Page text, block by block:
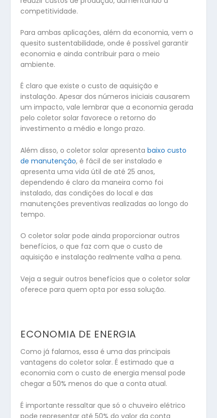
competitividade.
Para ambas aplicações, além da economia, vem o
quesito sustentabilidade, onde é possível garantir
economia e ainda contribuir para o meio
ambiente.
É claro que existe o custo de aquisição e
instalação. Apesar dos números iniciais causarem
um impacto, vale lembrar que a economia gerada
pelo coletor solar favorece o retorno do
investimento a médio e longo prazo.
Além disso, o coletor solar apresentabaixo custo
de manutenção, é fácil de ser instalado e
apresenta uma vida útil de até 25 anos,
dependendo é claro da maneira como foi
instalado, das condições do local e das
manutenções preventivas realizadas ao longo do
tempo.
O coletor solar pode ainda proporcionar outros
benefícios, o que faz com que o custo de
aquisição e instalação realmente valha a pena.
Veja a seguir outros benefícios que o coletor solar
oferece para quem opta por essa solução.
ECONOMIA DE ENERGIA
Como já falamos, essa é uma das principais
vantagens do coletor solar. É estimado que a
economia com o custo de energia mensal pode
chegar a 50% menos do que a conta atual.
É importante ressaltar que só o chuveiro elétrico
pode representar até 50% do valor da conta